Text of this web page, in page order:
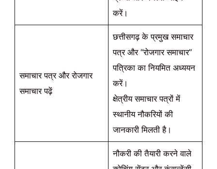
करें।
समाचार पत्र और रोजगार
समाचार पढ़ें
छत्तीसगढ़ के प्रमुख समाचार
पत्र और “रोजगार समाचार”
पत्रिका का नियमित अध्ययन
करें।
क्षेत्रीय समाचार पत्रों में
स्थानीय नौकरियों की
जानकारी मिलती है।
नौकरी की तैयारी करने वाले